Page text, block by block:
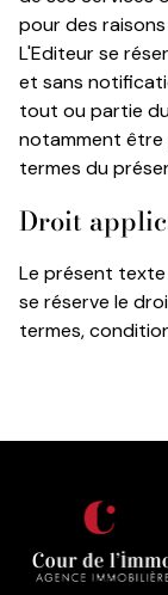
pour des
L'Editeur se
et sans
tout ou partie
notamment être
termes du
Droit
Le présent
se réserve le
termes,